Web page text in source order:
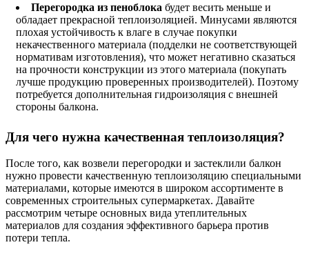
Перегородка из пеноблока будет весить меньше и
обладает прекрасной теплоизоляцией. Минусами являются
плохая устойчивость к влаге в случае покупки
некачественного материала (подделки не соответствующей
нормативам изготовления), что может негативно сказаться
на прочности конструкции из этого материала (покупать
лучше продукцию проверенных производителей). Поэтому
потребуется дополнительная гидроизоляция с внешней
стороны балкона.
Для чего нужна качественная теплоизоляция?
После того, как возвели перегородки и застеклили балкон
нужно провести качественную теплоизоляцию специальными
материалами, которые имеются в широком ассортименте в
современных строительных супермаркетах. Давайте
рассмотрим четыре основных вида утеплительных
материалов для создания эффективного барьера против
потери тепла.